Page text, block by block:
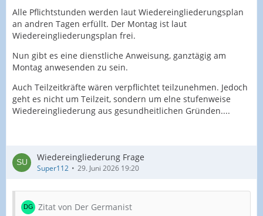
Alle Pflichtstunden werden laut Wiedereingliederungsplan
an andren Tagen erfüllt. Der Montag ist laut
Wiedereingliederungsplan frei.
Nun gibt es eine dienstliche Anweisung, ganztägig am
Montag anwesenden zu sein.
Auch Teilzeitkräfte wären verpflichtet teilzunehmen. Jedoch
geht es nicht um Teilzeit, sondern um elne stufenweise
Wiedereingliederung aus gesundheitlichen Gründen....
Wiedereingliederung Frage
Super112 29. Juni 2026 19:20
Zitat von Der Germanist